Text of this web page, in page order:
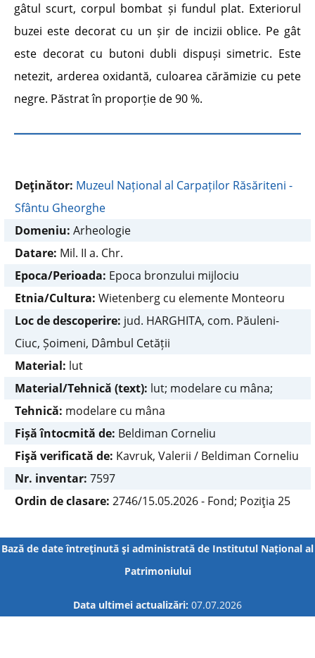
gâtul scurt, corpul bombat și fundul plat. Exteriorul
buzei este decorat cu un șir de incizii oblice. Pe gât
este decorat cu butoni dubli dispuși simetric. Este
netezit, arderea oxidantă, culoarea cărămizie cu pete
negre. Păstrat în proporție de 90 %.
Deţinător: Muzeul Național al Carpaților Răsăriteni -
Sfântu Gheorghe
Domeniu: Arheologie
Datare: Mil. II a. Chr.
Epoca/Perioada: Epoca bronzului mijlociu
Etnia/Cultura: Wietenberg cu elemente Monteoru
Loc de descoperire: jud. HARGHITA, com. Păuleni-
Ciuc, Șoimeni, Dâmbul Cetății
Material: lut
Material/Tehnică (text): lut; modelare cu mâna;
Tehnică: modelare cu mâna
Fișă întocmită de: Beldiman Corneliu
Fişă verificată de: Kavruk, Valerii / Beldiman Corneliu
Nr. inventar: 7597
Ordin de clasare: 2746/15.05.2026 - Fond; Poziţia 25
Bază de date întreţinută şi administrată de Institutul Național al
Patrimoniului
Data ultimei actualizări: 07.07.2026